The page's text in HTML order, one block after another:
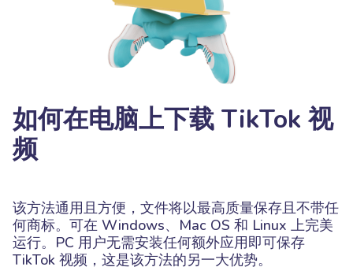
如何在电脑上下载 TikTok 视
频
该方法通用且方便，文件将以最高质量保存且不带任
何商标。可在 Windows、Mac OS 和 Linux 上完美
运行。PC 用户无需安装任何额外应用即可保存
TikTok 视频，这是该方法的另一大优势。